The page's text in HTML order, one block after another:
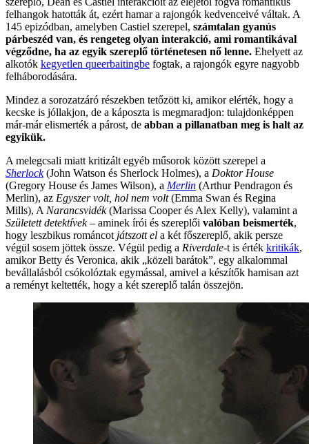
felhangok hatották át, ezért hamar a rajongók kedvenceivé váltak. A
145 epizódban, amelyben Castiel szerepel, számtalan gyanús
párbeszéd van, és rengeteg olyan interakció, ami romantikával
végződne, ha az egyik szereplő történetesen nő lenne. Ehelyett az
alkotók kegyetlen queerbaitingbe fogtak, a rajongók egyre nagyobb
felháborodására.
Mindez a sorozatzáró részekben tetőzött ki, amikor elérték, hogy a
kecske is jóllakjon, de a káposzta is megmaradjon: tulajdonképpen
már-már elismerték a párost, de abban a pillanatban meg is halt az
egyikük.
A melegcsali miatt kritizált egyéb műsorok között szerepel a
Sherlock (John Watson és Sherlock Holmes), a Doktor House
(Gregory House és James Wilson), a Merlin (Arthur Pendragon és
Merlin), az Egyszer volt, hol nem volt(Emma Swan és Regina
Mills), A Narancsvidék(Marissa Cooper és Alex Kelly), valamint a
Született detektívek– aminek írói és szereplői valóban beismerték,
hogy leszbikus románcot játszott el a két főszereplő, akik persze
végül sosem jöttek össze. Végül pedig a Riverdale-t is érték kritikák,
amikor Betty és Veronica, akik „közeli barátok”, egy alkalommal
bevállalásból csókolóztak egymással, amivel a készítők hamisan azt
a reményt keltették, hogy a két szereplő talán összejön.